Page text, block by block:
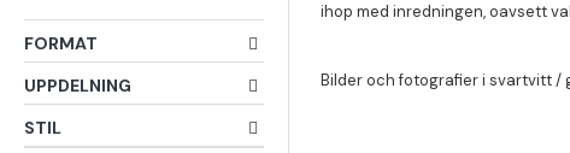
FORMAT
UPPDELNING
STIL
ihop med inredningen, oavsett
Bilder och fotografier i svartvitt /